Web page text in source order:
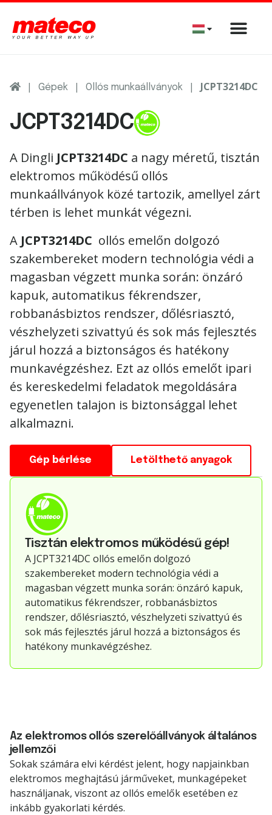
| Gépek | Ollós munkaállványok | JCPT3214DC
JCPT3214DC
A Dingli JCPT3214DC a nagy méretű, tisztán
elektromos működésű ollós
munkaállványok közé tartozik, amellyel zárt
térben is lehet munkát végezni.
A JCPT3214DC ollós emelőn dolgozó
szakembereket modern technológia védi a
magasban végzett munka során: önzáró
kapuk, automatikus fékrendszer,
robbanásbiztos rendszer, dőlésriasztó,
vészhelyzeti szivattyú és sok más fejlesztés
járul hozzá a biztonságos és hatékony
munkavégzéshez. Ezt az ollós emelőt ipari
és kereskedelmi feladatok megoldására
egyenetlen talajon is biztonsággal lehet
alkalmazni.
Gép bérlése Letölthető anyagok
Tisztán elektromos működésű gép!
A JCPT3214DC ollós emelőn dolgozó
szakembereket modern technológia védi a
magasban végzett munka során: önzáró kapuk,
automatikus fékrendszer, robbanásbiztos
rendszer, dőlésriasztó, vészhelyzeti szivattyú és
sok más fejlesztés járul hozzá a biztonságos és
hatékony munkavégzéshez.
Az elektromos ollós szerelőállványok általános
jellemzői
Sokak számára elvi kérdést jelent, hogy napjainkban
elektromos meghajtású járműveket, munkagépeket
használjanak, viszont az ollós emelők esetében ez
inkább gyakorlati kérdés.